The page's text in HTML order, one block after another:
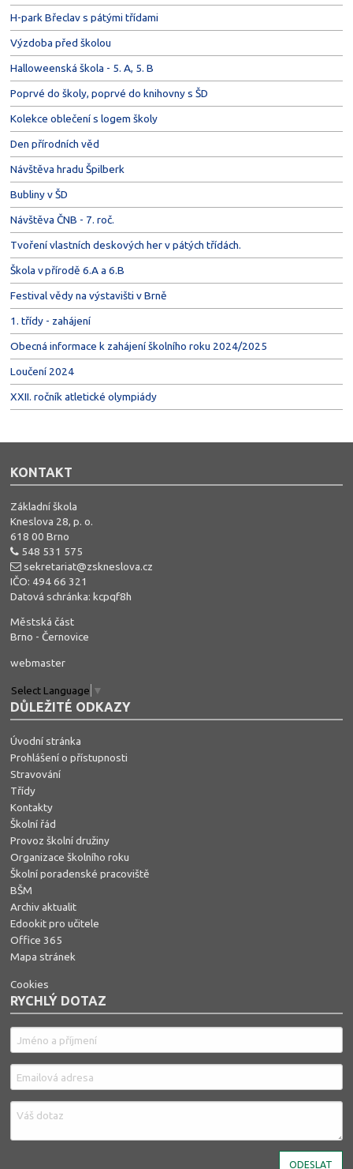
H-park Břeclav s pátými třídami
Výzdoba před školou
Halloweenská škola - 5. A, 5. B
Poprvé do školy, poprvé do knihovny s ŠD
Kolekce oblečení s logem školy
Den přírodních věd
Návštěva hradu Špilberk
Bubliny v ŠD
Návštěva ČNB - 7. roč.
Tvoření vlastních deskových her v pátých třídách.
Škola v přírodě 6.A a 6.B
Festival vědy na výstavišti v Brně
1. třídy - zahájení
Obecná informace k zahájení školního roku 2024/2025
Loučení 2024
XXII. ročník atletické olympiády
KONTAKT
Základní škola
Kneslova 28, p. o.
618 00 Brno
548 531 575
sekretariat@zskneslova.cz
IČO: 494 66 321
Datová schránka: kcpqf8h
Městská část
Brno - Černovice
webmaster
Select Language ▼
DŮLEŽITÉ ODKAZY
Úvodní stránka
Prohlášení o přístupnosti
Stravování
Třídy
Kontakty
Školní řád
Provoz školní družiny
Organizace školního roku
Školní poradenské pracoviště
BŠM
Archiv aktualit
Edookit pro učitele
Office 365
Mapa stránek
Cookies
RYCHLÝ DOTAZ